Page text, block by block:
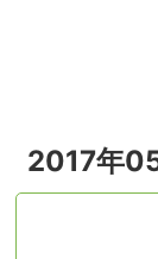
2017年